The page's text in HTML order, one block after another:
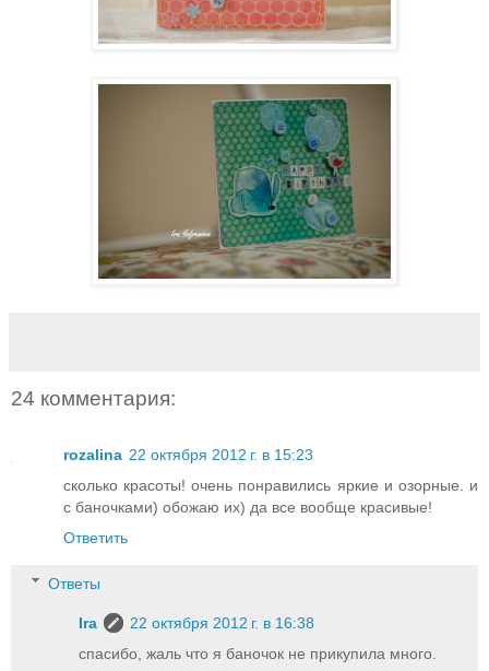
24 комментария:
rozalina 22 октября 2012 г. в 15:23
сколько красоты! очень понравились яркие и озорные. и
с баночками) обожаю их) да все вообще красивые!
Ответить
Ответы
Ira
22 октября 2012 г. в 16:38
спасибо, жаль что я баночок не прикупила много.